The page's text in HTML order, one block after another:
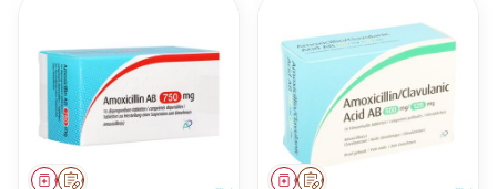
Op voorschrift
Geneesmiddel Op voorschrift
Geneesmiddel